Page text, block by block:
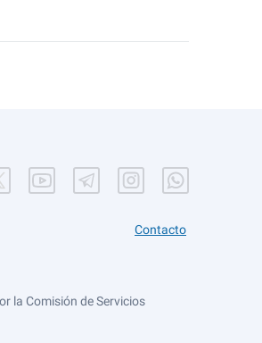
Contacto
la Comisión de Servicios